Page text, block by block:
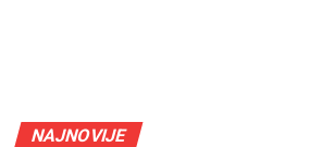
NAJNOVIJE